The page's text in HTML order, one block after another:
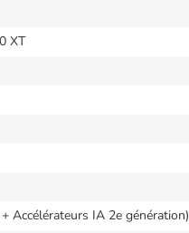
XT
Accélérateurs IA 2e génération)